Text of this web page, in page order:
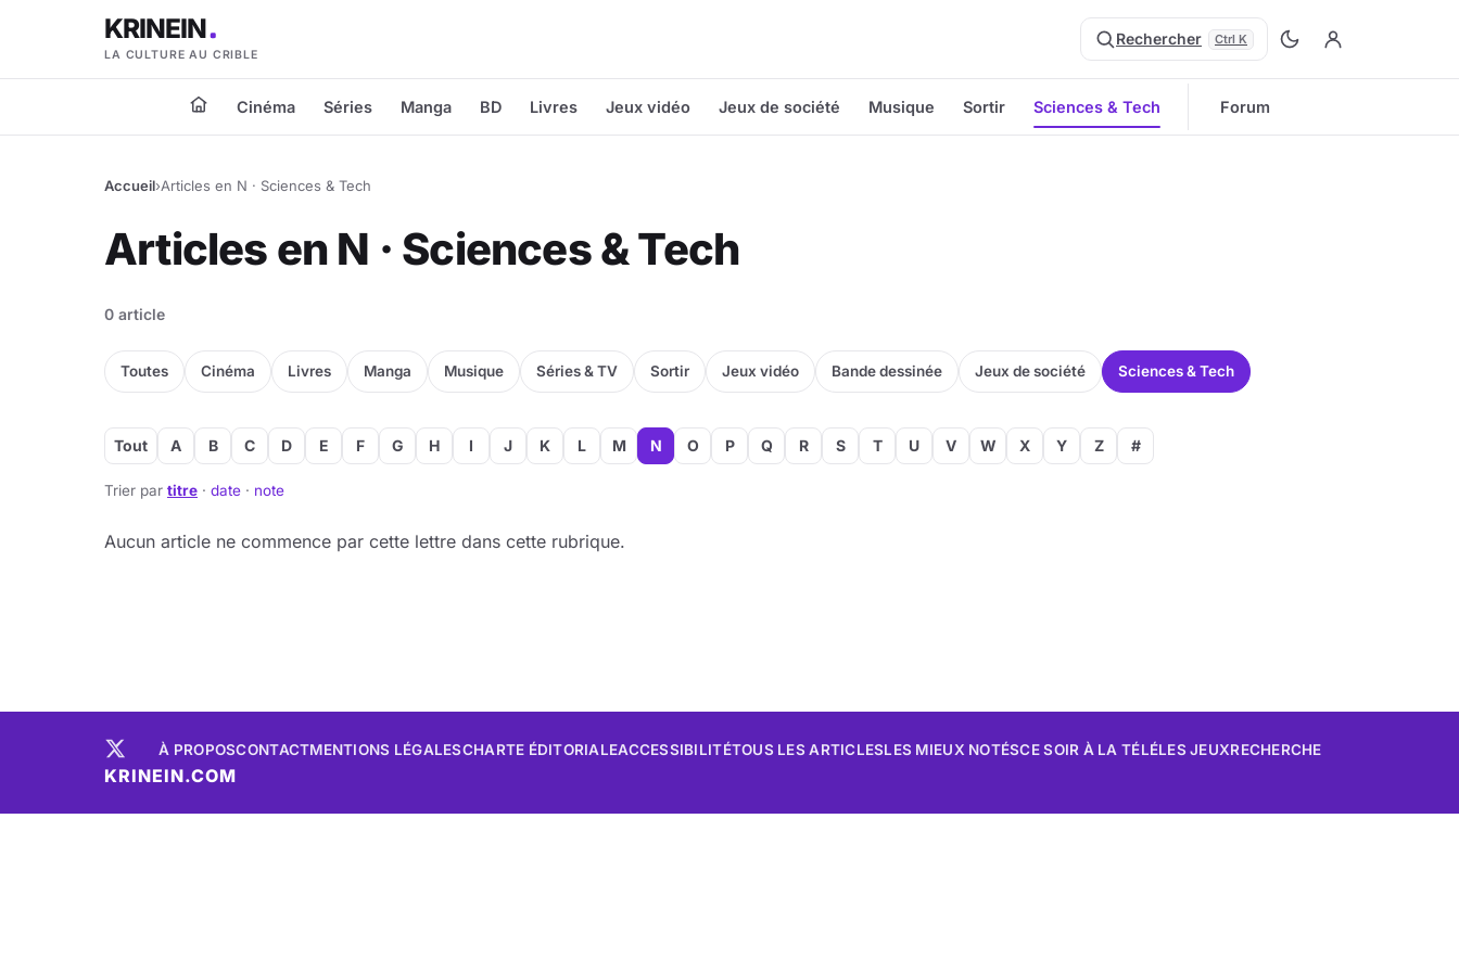
KRINEIN
LA CULTURE AU CRIBLE
Rechercher Ctrl K
Cinéma Séries Manga BD Livres Jeux vidéo Jeux de société Musique Sortir Sciences & Tech Forum
Accueil›Articles en N · Sciences & Tech
Articles en N · Sciences & Tech
0 article
Toutes Cinéma Livres Manga Musique Séries & TV Sortir Jeux vidéo Bande dessinée Jeux de société Sciences & Tech
Tout A B C D E F G H I J K L M N O P Q R S T U V W X Y Z #
Trier par titre · date · note
Aucun article ne commence par cette lettre dans cette rubrique.
À PROPOSCONTACTMENTIONS LÉGALESCHARTE ÉDITORIALEACCESSIBILITÉTOUS LES ARTICLESLES MIEUX NOTÉSCE SOIR À LA TÉLÉLES JEUXRECHERCHE
KRINEIN.COM